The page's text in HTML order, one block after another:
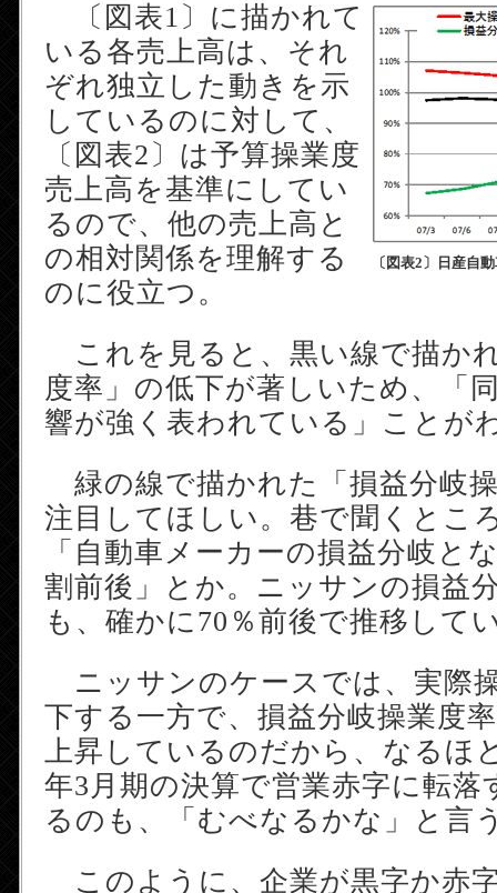
〔図表2〕日産自
〔図表1〕に描かれて
いる各売上高は、それ
ぞれ独立した動きを示
しているのに対して、
〔図表2〕は予算操業度
売上高を基準にしてい
るので、他の売上高と
の相対関係を理解する
のに役立つ。
これを見ると、黒い線で描か
度率」の低下が著しいため、「
響が強く表われている」ことが
緑の線で描かれた「損益分岐
注目してほしい。巷で聞くとこ
「自動車メーカーの損益分岐と
割前後」とか。ニッサンの損益
も、確かに70％前後で推移して
ニッサンのケースでは、実際
下する一方で、損益分岐操業度
上昇しているのだから、なるほ
年3月期の決算で営業赤字に転落
るのも、「むべなるかな」と言
このように、企業が黒字か赤